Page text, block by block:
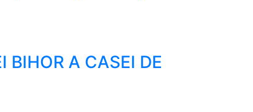
BIHOR A CASEI DE